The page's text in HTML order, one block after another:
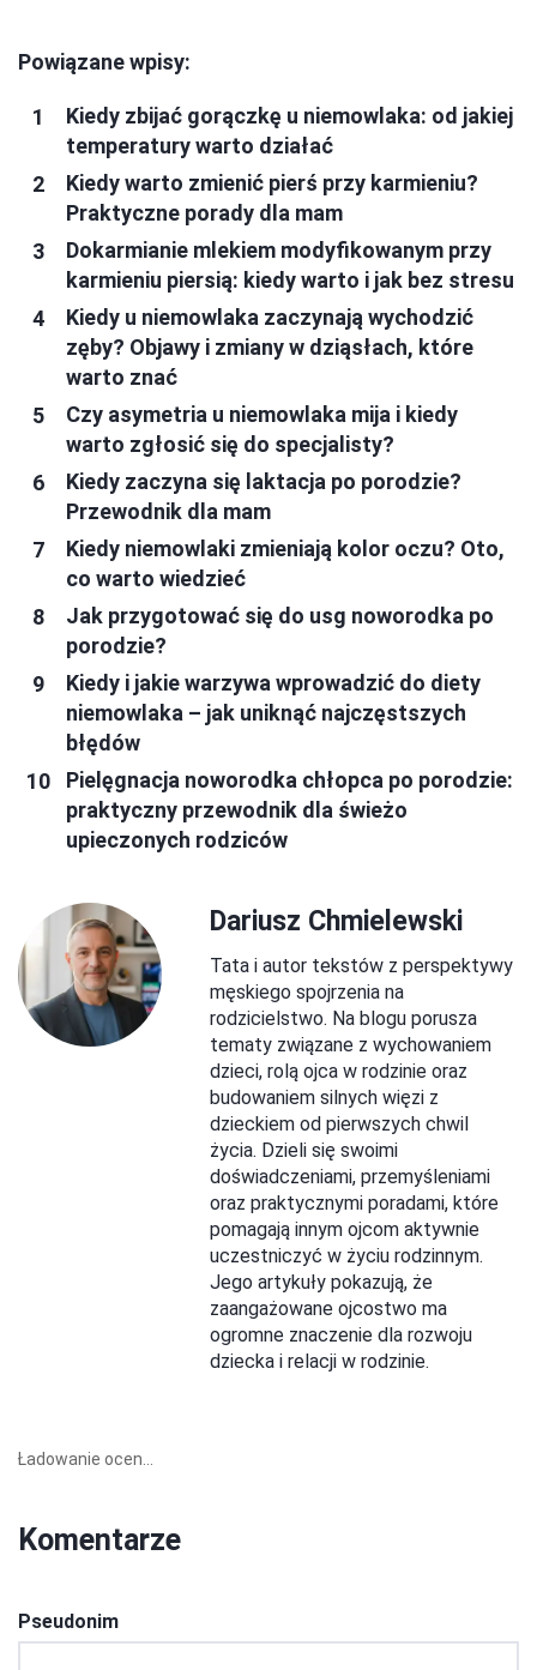
Powiązane wpisy:
Kiedy zbijać gorączkę u niemowlaka: od jakiej
temperatury warto działać
Kiedy warto zmienić pierś przy karmieniu?
Praktyczne porady dla mam
Dokarmianie mlekiem modyfikowanym przy
karmieniu piersią: kiedy warto i jak bez stresu
Kiedy u niemowlaka zaczynają wychodzić
zęby? Objawy i zmiany w dziąsłach, które
warto znać
Czy asymetria u niemowlaka mija i kiedy
warto zgłosić się do specjalisty?
Kiedy zaczyna się laktacja po porodzie?
Przewodnik dla mam
Kiedy niemowlaki zmieniają kolor oczu? Oto,
co warto wiedzieć
Jak przygotować się do usg noworodka po
porodzie?
Kiedy i jakie warzywa wprowadzić do diety
niemowlaka – jak uniknąć najczęstszych
błędów
Pielęgnacja noworodka chłopca po porodzie:
praktyczny przewodnik dla świeżo
upieczonych rodziców
Dariusz Chmielewski
Tata i autor tekstów z perspektywy
męskiego spojrzenia na
rodzicielstwo. Na blogu porusza
tematy związane z wychowaniem
dzieci, rolą ojca w rodzinie oraz
budowaniem silnych więzi z
dzieckiem od pierwszych chwil
życia. Dzieli się swoimi
doświadczeniami, przemyśleniami
oraz praktycznymi poradami, które
pomagają innym ojcom aktywnie
uczestniczyć w życiu rodzinnym.
Jego artykuły pokazują, że
zaangażowane ojcostwo ma
ogromne znaczenie dla rozwoju
dziecka i relacji w rodzinie.
Ładowanie ocen...
Komentarze
Pseudonim